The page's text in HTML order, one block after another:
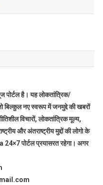
पोर्टल है। यह लोकतांत्रिक/
बिल्कुल नए स्वरूप में जनमुद्दे की खबरों
विचारों, लोकतांत्रिक मूल्य,
और अंतराष्ट्रीय मुद्दों की लोगो के
पोर्टल प्रयासरत रहेगा। अगर